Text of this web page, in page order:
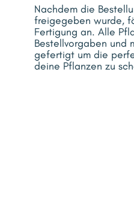
Nachdem die
freigegeben wurde,
Fertigung an. Alle
Bestellvorgaben und
gefertigt um die
deine Pflanzen zu